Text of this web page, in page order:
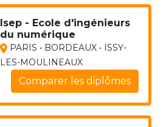
Isep - Ecole d'ingénieurs
du numérique
PARIS • BORDEAUX • ISSY-
LES-MOULINEAUX
Comparer les diplômes